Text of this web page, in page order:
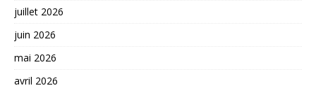
juillet 2026
juin 2026
mai 2026
avril 2026